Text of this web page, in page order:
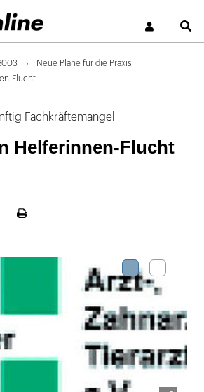
Neue Pläne für die Praxis
Flucht
Fachkräftemangel
Helferinnen-Flucht
Seite